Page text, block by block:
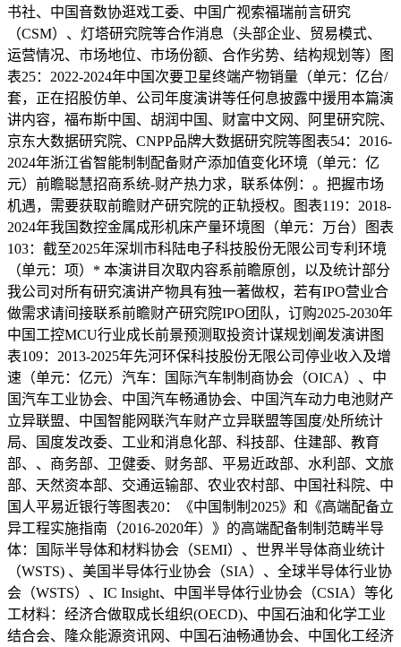
书社、中国音数协逛戏工委、中国广视索福瑞前言研究
（CSM）、灯塔研究院等合作消息（头部企业、贸易模式、
运营情况、市场地位、市场份额、合作劣势、结构规划等）图
表25：2022-2024年中国次要卫星终端产物销量（单元：亿台/
套，正在招股仿单、公司年度演讲等任何息披露中援用本篇演
讲内容，福布斯中国、胡润中国、财富中文网、阿里研究院、
京东大数据研究院、CNPP品牌大数据研究院等图表54：2016-
2024年浙江省智能制制配备财产添加值变化环境（单元：亿
元）前瞻聪慧招商系统-财产热力求，联系体例：。把握市场
机遇，需要获取前瞻财产研究院的正轨授权。图表119：2018-
2024年我国数控金属成形机床产量环境图（单元：万台）图表
103：截至2025年深圳市科陆电子科技股份无限公司专利环境
（单元：项）* 本演讲目次取内容系前瞻原创，以及统计部分
我公司对所有研究演讲产物具有独一著做权，若有IPO营业合
做需求请间接联系前瞻财产研究院IPO团队，订购2025-2030年
中国工控MCU行业成长前景预测取投资计谋规划阐发演讲图
表109：2013-2025年先河环保科技股份无限公司停业收入及增
速（单元：亿元）汽车：国际汽车制制商协会（OICA）、中
国汽车工业协会、中国汽车畅通协会、中国汽车动力电池财产
立异联盟、中国智能网联汽车财产立异联盟等国度/处所统计
局、国度发改委、工业和消息化部、科技部、住建部、教育
部、、商务部、卫健委、财务部、平易近政部、水利部、文旅
部、天然资本部、交通运输部、农业农村部、中国社科院、中
国人平易近银行等图表20：《中国制制2025》和《高端配备立
异工程实施指南（2016-2020年）》的高端配备制制范畴半导
体：国际半导体和材料协会（SEMI）、世界半导体商业统计
（WSTS) 、美国半导体行业协会（SIA）、全球半导体行业协
会（WSTS）、IC Insight、中国半导体行业协会（CSIA）等化
工材料：经济合做取成长组织(OECD)、中国石油和化学工业
结合会、隆众能源资讯网、中国石油畅通协会、中国化工经济